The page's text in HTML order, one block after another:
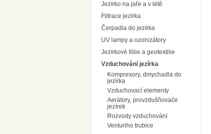
Jezírko na jaře a v létě
Filtrace jezírka
Čerpadla do jezírka
UV lampy a ozonizátory
Jezírkové fólie a geotextilie
Vzduchování jezírka
Kompresory, dmychadla do
jezírka
Vzduchovací elementy
Aerátory, provzdušňovače
jezírek
Rozvody vzduchování
Venturiho trubice